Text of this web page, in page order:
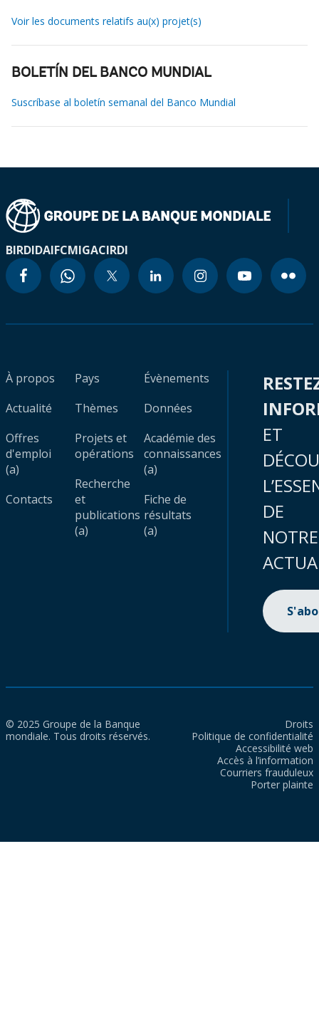
Voir les documents relatifs au(x) projet(s)
BOLETÍN DEL BANCO MUNDIAL
Suscríbase al boletín semanal del Banco Mundial
BIRDIDAIFCMIGACIRDI
À propos
Actualité
Offres
d'emploi
(a)
Contacts
Pays
Thèmes
Projets et
opérations
Recherche
et
publications
(a)
Évènements
Données
Académie des
connaissances
(a)
Fiche de
résultats
(a)
ET
DE
NOTRE
© 2025 Groupe de la Banque
mondiale. Tous droits réservés.
Droits
Politique de confidentialité
Accessibilité web
Accès à l’information
Courriers frauduleux
Porter plainte